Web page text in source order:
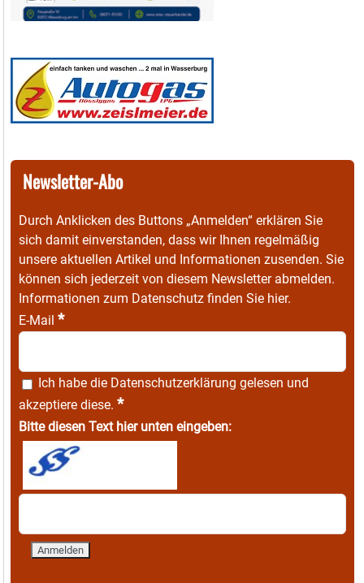
Newsletter-Abo
Durch Anklicken des Buttons „Anmelden“ erklären Sie
sich damit einverstanden, dass wir Ihnen regelmäßig
unsere aktuellen Artikel und Informationen zusenden. Sie
können sich jederzeit von diesem Newsletter abmelden.
Informationen zum Datenschutz finden Sie hier.
E-Mail *
Ich habe die Datenschutzerklärung gelesen und
akzeptiere diese. *
Bitte diesen Text hier unten eingeben: